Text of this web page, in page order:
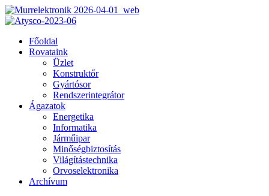
Főoldal
Rovataink
Üzlet
Konstruktőr
Gyártósor
Rendszerintegrátor
Ágazatok
Energetika
Informatika
Járműipar
Minőségbiztosítás
Világítástechnika
Orvoselektronika
Archívum